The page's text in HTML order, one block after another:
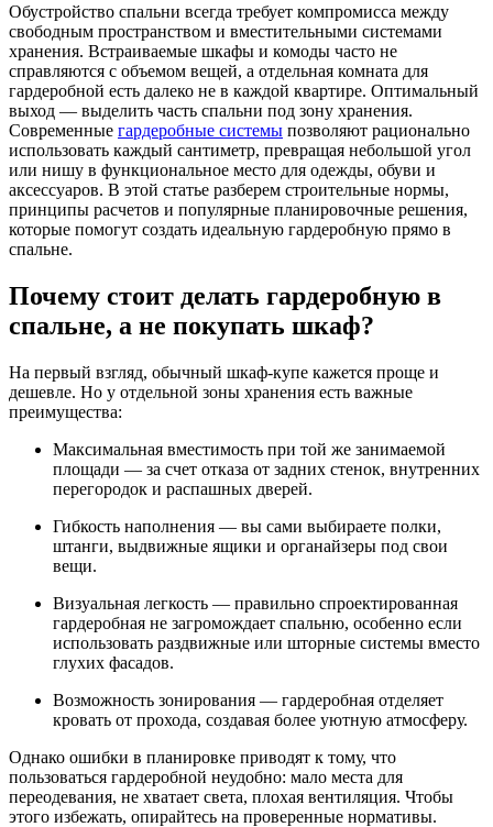
Обустройство спальни всегда требует компромисса между
свободным пространством и вместительными системами
хранения. Встраиваемые шкафы и комоды часто не
справляются с объемом вещей, а отдельная комната для
гардеробной есть далеко не в каждой квартире. Оптимальный
выход — выделить часть спальни под зону хранения.
Современные гардеробные системы позволяют рационально
использовать каждый сантиметр, превращая небольшой угол
или нишу в функциональное место для одежды, обуви и
аксессуаров. В этой статье разберем строительные нормы,
принципы расчетов и популярные планировочные решения,
которые помогут создать идеальную гардеробную прямо в
спальне.
Почему стоит делать гардеробную в
спальне, а не покупать шкаф?
На первый взгляд, обычный шкаф-купе кажется проще и
дешевле. Но у отдельной зоны хранения есть важные
преимущества:
Максимальная вместимость при той же занимаемой
площади — за счет отказа от задних стенок, внутренних
перегородок и распашных дверей.
Гибкость наполнения — вы сами выбираете полки,
штанги, выдвижные ящики и органайзеры под свои
вещи.
Визуальная легкость — правильно спроектированная
гардеробная не загромождает спальню, особенно если
использовать раздвижные или шторные системы вместо
глухих фасадов.
Возможность зонирования — гардеробная отделяет
кровать от прохода, создавая более уютную атмосферу.
Однако ошибки в планировке приводят к тому, что
пользоваться гардеробной неудобно: мало места для
переодевания, не хватает света, плохая вентиляция. Чтобы
этого избежать, опирайтесь на проверенные нормативы.